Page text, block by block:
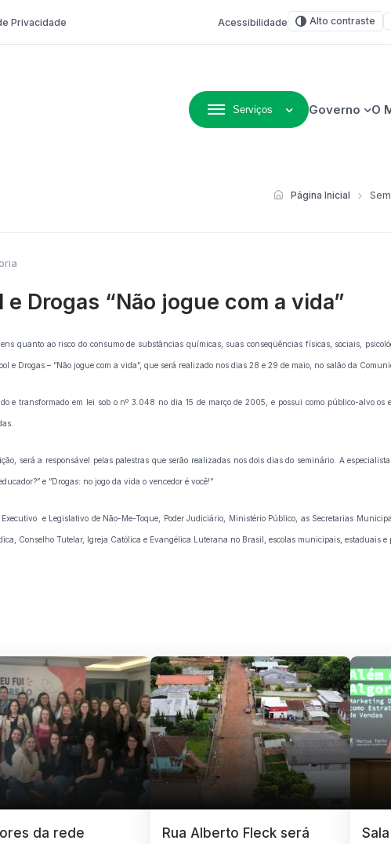
Privacidade Acessibilidade Alto contraste
Serviços Governo O
Página Inicial
Drogas “Não jogue com a vida”
quanto ao risco do consumo de substâncias químicas, suas conseqüências físicas, sociais,
e Drogas – “Não jogue com a vida”, que será realizado nos dias 28 e 29 de maio, no salão da
e transformado em lei sob o nº 3.048 no dia 15 de março de 2005, e possui como público-alvo os
será a responsável pelas palestras que serão realizadas nos dois dias do seminário. A
e “Drogas: no jogo da vida o vencedor é você!”
e Legislativo de Não-Me-Toque, Poder Judiciário, Ministério Público, as Secretarias
Conselho Tutelar, Igreja Católica e Evangélica Luterana no Brasil, escolas municipais, estaduais e
da rede
Rua Alberto Fleck será